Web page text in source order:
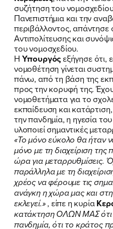
συζήτηση του
Πανεπιστήμια και την
περιβάλλοντος, απάντησε
Αντιπολίτευσης και
του νομοσχεδίου.
Η Υπουργόςεξήγησε ότι,
νομοθέτηση γίνεται
πάνω, από τη βάση της
προς την κορυφή της.
νομοθετήματα για το
εκπαίδευση και
την πανδημία, η ηγεσία
υλοποιεί σημαντικές
«Το μόνο εύκολο θα ήταν
μόνο με τη διαχείριση της
ώρα για μεταρρυθμίσεις.
παράλληλα με τη
χρέος να φέρουμε τις
ανάγκη η χώρα μας και
εκλεγεί.», είπε η κυρία
κατάκτηση ΟΛΩΝ ΜΑΣ ότι
πανδημία, ότι το κράτος
ΥΠΟΒΟΛΗ
ΥΠΟΒΟΛΗ